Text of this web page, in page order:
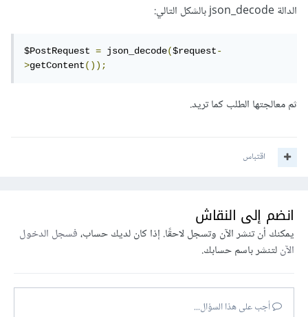
الدالة json_decode بالشكل التالي:
$PostRequest = json_decode($request-
>getContent());
ثم معالجتها الطلب كما تريد.
اقتباس
انضم إلى النقاش
يمكنك أن تنشر الآن وتسجل لاحقًا. إذا كان لديك حساب،فسجل الدخول
الآنلتنشر باسم حسابك.
أجب على هذا السؤال...